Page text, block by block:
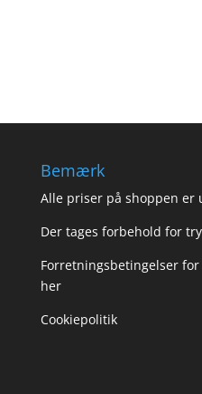
Bemærk
Alle priser på shoppen er
Der tages forbehold for
Forretningsbetingelser
her
Cookiepolitik